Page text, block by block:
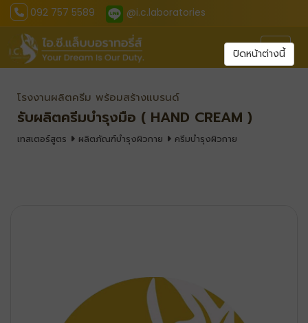
092 757 5589 @i.c.laboratories
โรงงานผลิตครีม พร้อมสร้างแบรนด์
รับผลิตครีมบำรุงมือ ( HAND CREAM )
เทสเตอร์สูตร ผลิตภัณฑ์บำรุงผิวกาย ครีมบำรุงผิวกาย
ปิดหน้าต่างนี้